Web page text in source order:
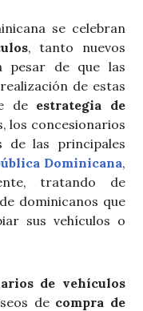
se celebran
, tanto nuevos
pesar de que las
de estas
deestrategia de
los concesionarios
de las principales
Dominicana,
tratando de
dominicanos que
sus vehículos o
de vehículos
de compra de